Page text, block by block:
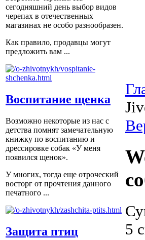
сегодняшний день выбор видов
черепах в отечественных
магазинах не особо разнообразен.
Как правило, продавцы могут
предложить вам ...
Воспитание щенка
Возможно некоторые из нас с
детства помнят замечательную
книжку по воспитанию и
дрессировке собак «У меня
появился щенок».
У многих, тогда еще отроческий
восторг от прочтения данного
печатного ...
Защита птиц
5